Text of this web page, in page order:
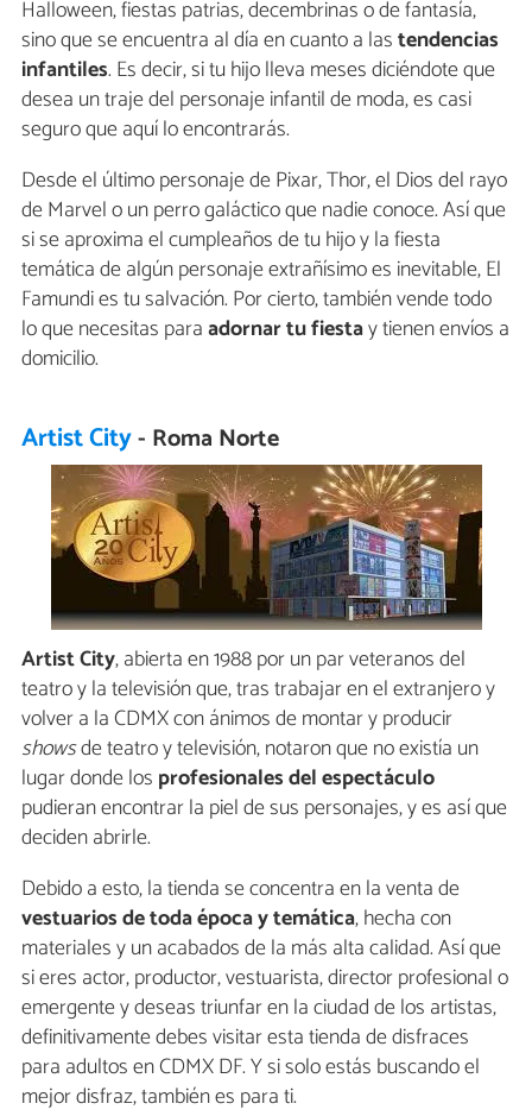
Halloween, fiestas patrias, decembrinas o de fantasía,
sino que se encuentra al día en cuanto a lastendencias
infantiles. Es decir, si tu hijo lleva meses diciéndote que
desea un traje del personaje infantil de moda, es casi
seguro que aquí lo encontrarás.
Desde el último personaje de Pixar, Thor, el Dios del rayo
de Marvel o un perro galáctico que nadie conoce. Así que
si se aproxima el cumpleaños de tu hijo y la fiesta
temática de algún personaje extrañísimo es inevitable, El
Famundi es tu salvación. Por cierto, también vende todo
lo que necesitas paraadornar tu fiestay tienen envíos a
domicilio.
Artist City- Roma Norte
Artist City, abierta en 1988 por un par veteranos del
teatro y la televisión que, tras trabajar en el extranjero y
volver a la CDMX con ánimos de montar y producir
showsde teatro y televisión, notaron que no existía un
lugar donde los profesionales del espectáculo
pudieran encontrar la piel de sus personajes, y es así que
deciden abrirle.
Debido a esto, la tienda se concentra en la venta de
vestuarios de toda época y temática, hecha con
materiales y un acabados de la más alta calidad. Así que
si eres actor, productor, vestuarista, director profesional o
emergente y deseas triunfar en la ciudad de los artistas,
definitivamente debes visitar esta tienda de disfraces
para adultos en CDMX DF. Y si solo estás buscando el
mejor disfraz, también es para ti.